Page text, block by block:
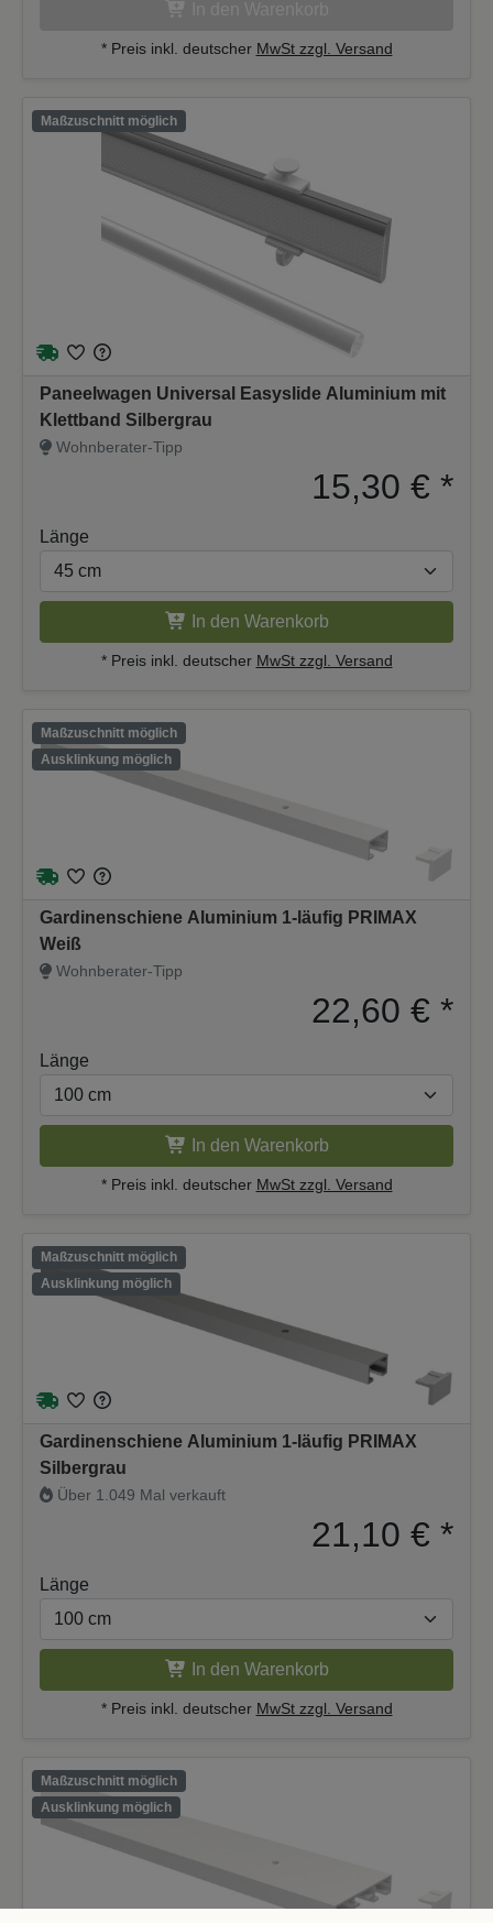
* Preis inkl. deutscher MwSt zzgl. Versand
Maßzuschnitt möglich
Paneelwagen Universal Easyslide Aluminium mit
Klettband Silbergrau
Wohnberater-Tipp
15,30 € *
Länge
In den Warenkorb
* Preis inkl. deutscher MwSt zzgl. Versand
Maßzuschnitt möglich
Ausklinkung möglich
Gardinenschiene Aluminium 1-läufig PRIMAX
Weiß
Wohnberater-Tipp
22,60 € *
Länge
In den Warenkorb
* Preis inkl. deutscher MwSt zzgl. Versand
Maßzuschnitt möglich
Ausklinkung möglich
Gardinenschiene Aluminium 1-läufig PRIMAX
Silbergrau
Über 1.049 Mal verkauft
21,10 € *
Länge
In den Warenkorb
* Preis inkl. deutscher MwSt zzgl. Versand
Maßzuschnitt möglich
Ausklinkung möglich